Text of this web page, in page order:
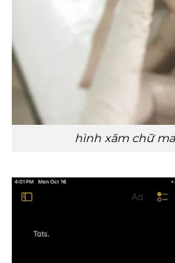
hình xăm chữ